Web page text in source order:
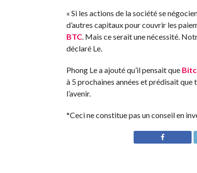
« Si les actions de la société se
d’autres capitaux pour couvrir les
BTC. Mais ce serait une nécessité.
déclaré Le.
Phong Le a ajouté qu’il pensait que
à 5 prochaines années et prédisait
l’avenir.
*Ceci ne constitue pas un conseil en